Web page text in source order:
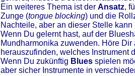
Ein weiteres Thema ist der Ansatz,
Zunge (tongue blocking) und die
Nachteile, aber an dieser Stelle
Wenn Du gelernt hast, auf der
Mundharmonika zuwenden. Höre Dir
herauszufinden, welches Instrument
Wenn Du zukünftig Blues spielen
aber sicher Instrumente in